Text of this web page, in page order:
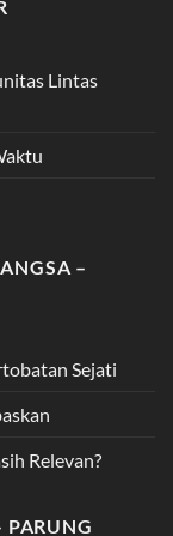
Lintas
–
Sejati
Relevan?
PARUNG